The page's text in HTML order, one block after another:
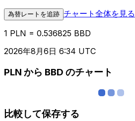
為替レートを追跡 チャート全体を見る
1 PLN = 0.536825 BBD
2026年8月6日 6:34 UTC
PLN から BBD のチャート
比較して保存する